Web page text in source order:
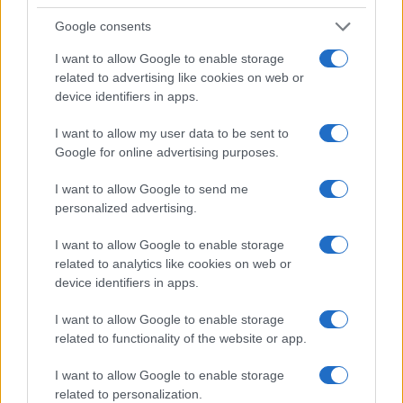
Google consents
I want to allow Google to enable storage
related to advertising like cookies on web or
device identifiers in apps.
I want to allow my user data to be sent to
Google for online advertising purposes.
I want to allow Google to send me
personalized advertising.
I want to allow Google to enable storage
related to analytics like cookies on web or
device identifiers in apps.
I want to allow Google to enable storage
related to functionality of the website or app.
I want to allow Google to enable storage
related to personalization.
Martina Agostina Diturco
I nostri cari
I nostri cari